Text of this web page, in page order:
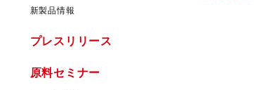
新製品情報
プレスリリース
原料セミナー